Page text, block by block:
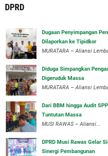
DPRD
‎Dugaan Penyimpangan
Dilaporkan ke Tipidkor
‎MURATARA – Aliansi
Diduga Simpangkan
Digeruduk Massa
‎MURATARA – Aliansi
Dari BBM hingga Audit
Tuntutan Massa
MUSI RAWAS – Aliansi...
DPRD Musi Rawas Gelar
Sinergi Pembangunan